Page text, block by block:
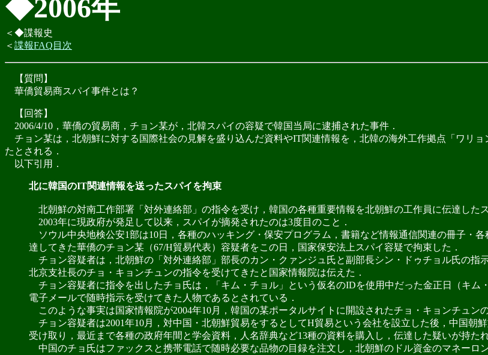
◆2006年
＜◆諜報史
＜ 諜報FAQ目次
【質問】
華僑貿易商スパイ事件とは？
【回答】
2006/4/10，華僑の貿易商，チョン某が，北韓スパイの容疑で韓国当局に逮捕された事件．
チョン某は，北朝鮮に対する国際社会の見解を盛り込んだ資料やIT関連情報を，北韓の海外工作拠点「ワリ
たとされる．
以下引用．
北に韓国のIT関連情報を送ったスパイを拘束
北朝鮮の対南工作部署「対外連絡部」の指令を受け，韓国の各種重要情報を北朝鮮の工作員に伝達した
2003年に現政府が発足して以来，スパイが摘発されたのは3度目のこと．
ソウル中央地検公安1部は10日，各種のハッキング・保安プログラム，書籍など情報通信関連の冊子・
達してきた華僑のチョン某（67/H貿易代表）容疑者をこの日，国家保安法上スパイ容疑で拘束した．
チョン容疑者は，北朝鮮の「対外連絡部」部長のカン・クァンジュ氏と副部長シン・ドゥチョル氏の指
北京支社長のチョ・キョンチュンの指令を受けてきたと国家情報院は伝えた．
チョン容疑者に指令を出したチョ氏は，「キム・チョル」という仮名のIDを使用中だった金正日（キム
電子メールで随時指示を受けてきた人物であるとされている．
このような事実は国家情報院が2004年10月，韓国の某ポータルサイトに開設されたチョ・キョンチュン
チョン容疑者は2001年10月，対中国・北朝鮮貿易をするとしてH貿易という会社を設立した後，中国朝
受け取り，最近まで各種の政府年間と学会資料，人名辞典など13種の資料を購入し，伝達した疑いが持た
中国のチョ氏はファックスと携帯電話で随時必要な品物の目録を注文し，北朝鮮のドル資金のマネーロ